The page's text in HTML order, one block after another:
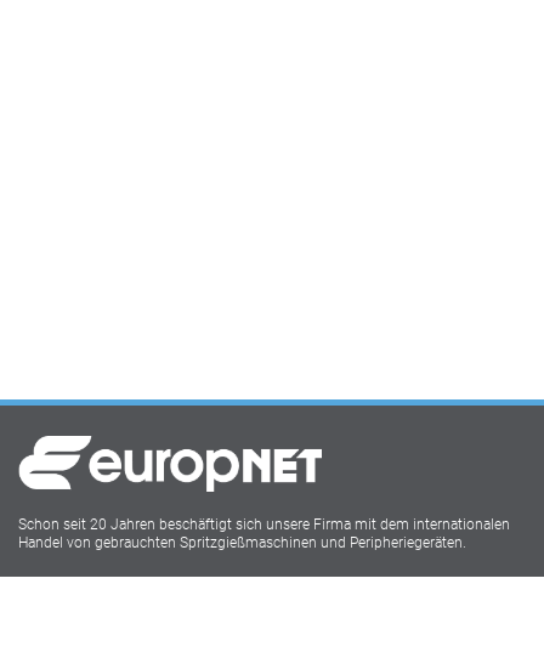
Schon seit 20 Jahren beschäftigt sich unsere Firma mit dem internationalen
Handel von gebrauchten Spritzgießmaschinen und Peripheriegeräten.